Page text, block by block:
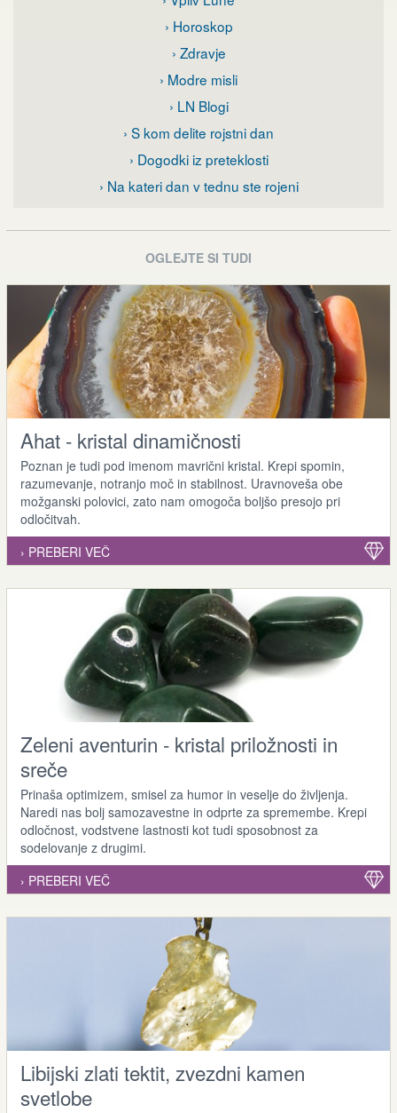
› Horoskop
› Zdravje
› Modre misli
› LN Blogi
› S kom delite rojstni dan
› Dogodki iz preteklosti
› Na kateri dan v tednu ste rojeni
OGLEJTE SI TUDI
Ahat - kristal dinamičnosti
Poznan je tudi pod imenom mavrični kristal. Krepi spomin,
razumevanje, notranjo moč in stabilnost. Uravnoveša obe
možganski polovici, zato nam omogoča boljšo presojo pri
odločitvah.
› PREBERI VEČ
Zeleni aventurin - kristal priložnosti in
sreče
Prinaša optimizem, smisel za humor in veselje do življenja.
Naredi nas bolj samozavestne in odprte za spremembe. Krepi
odločnost, vodstvene lastnosti kot tudi sposobnost za
sodelovanje z drugimi.
› PREBERI VEČ
Libijski zlati tektit, zvezdni kamen
svetlobe